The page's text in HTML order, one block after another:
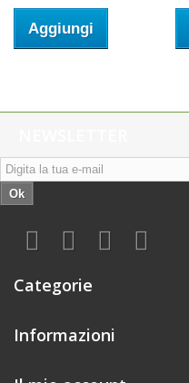
Aggiungi
Ok
Categorie
Informazioni